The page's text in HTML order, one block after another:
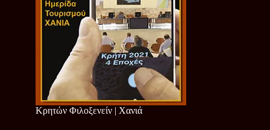
Κρητών Φιλοξενείν | Χανιά